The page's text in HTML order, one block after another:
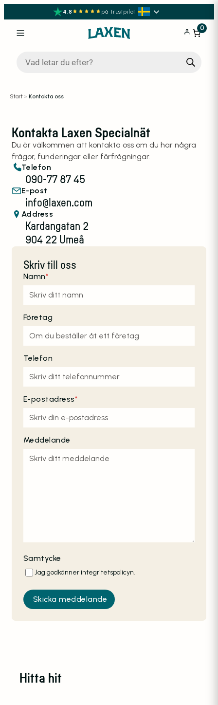
4,8 på Trustpilot
0
Start > Kontakta oss
Kontakta Laxen Specialnät
Du är välkommen att kontakta oss om du har några
frågor, funderingar eller förfrågningar.
Telefon
090-77 87 45
E-post
info@laxen.com
Address
Kardangatan 2
904 22 Umeå
Skriv till oss
Namn*
Företag
Telefon
E-postadress*
Meddelande
Samtycke
Jag godkänner integritetspolicyn.
Hitta hit